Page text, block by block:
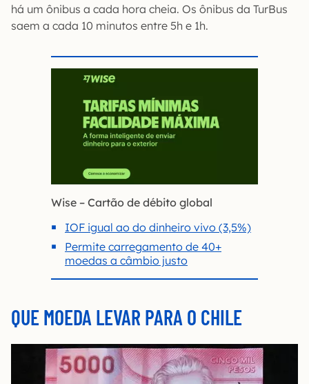
há um ônibus a cada hora cheia. Os ônibus da TurBus
saem a cada 10 minutos entre 5h e 1h.
Wise – Cartão de débito global
IOF igual ao do dinheiro vivo (3,5%)
Permite carregamento de 40+
moedas a câmbio justo
QUE MOEDA LEVAR PARA O CHILE